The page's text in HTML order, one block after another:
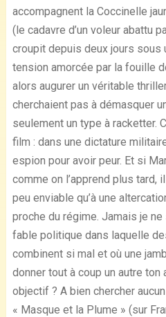
accompagnent la Coccinelle
(le cadavre d’un voleur abattu
croupit depuis deux jours sous
tension amorcée par la fouille
alors augurer un véritable
cherchaient pas à démasquer
seulement un type à racketter.
film : dans une dictature
espion pour avoir peur. Et si
comme on l’apprend plus tard,
peu enviable qu’à une
proche du régime. Jamais je
fable politique dans laquelle
combinent si mal et où une
donner tout à coup un autre ton
objectif ? A bien chercher
« Masque et la Plume » (sur